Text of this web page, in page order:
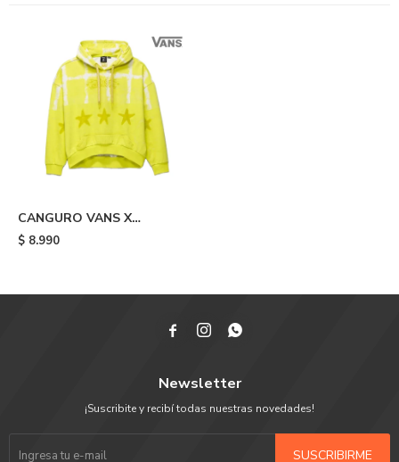
CANGURO VANS X
COLLINA STRADA - Yellow
$ 8.990
  
Newsletter
¡Suscribite y recibí todas nuestras novedades!
SUSCRIBIRME